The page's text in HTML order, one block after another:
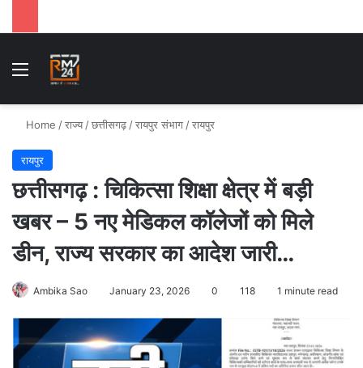
Menu
Home /राज्य /छत्तीसगढ़ /रायपुर संभाग /रायपुर
रायपुर
छत्तीसगढ़ : चिकित्सा शिक्षा क्षेत्र में बड़ी
खबर – 5 नए मेडिकल कॉलेजों को मिले
डीन, राज्य सरकार का आदेश जारी…
Ambika Sao January 23, 2026 0 118 1 minute read